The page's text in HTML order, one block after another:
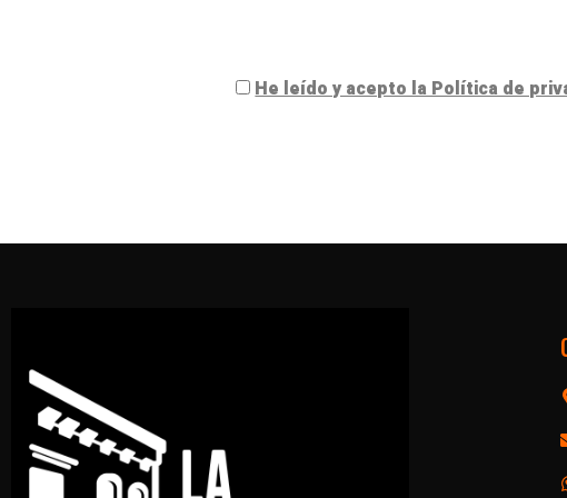
He leído y acepto la Política de